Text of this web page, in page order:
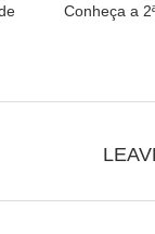
Conheça a